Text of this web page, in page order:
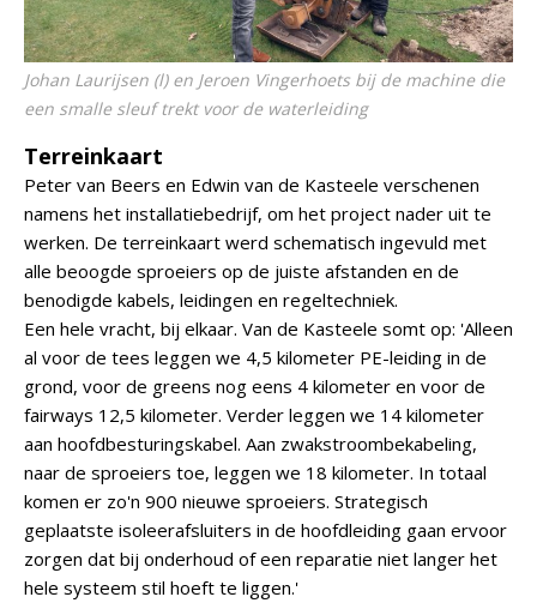
Johan Laurijsen (l) en Jeroen Vingerhoets bij de machine die
een smalle sleuf trekt voor de waterleiding
Terreinkaart
Peter van Beers en Edwin van de Kasteele verschenen
namens het installatiebedrijf, om het project nader uit te
werken. De terreinkaart werd schematisch ingevuld met
alle beoogde sproeiers op de juiste afstanden en de
benodigde kabels, leidingen en regeltechniek.
Een hele vracht, bij elkaar. Van de Kasteele somt op: 'Alleen
al voor de tees leggen we 4,5 kilometer PE-leiding in de
grond, voor de greens nog eens 4 kilometer en voor de
fairways 12,5 kilometer. Verder leggen we 14 kilometer
aan hoofdbesturingskabel. Aan zwakstroombekabeling,
naar de sproeiers toe, leggen we 18 kilometer. In totaal
komen er zo'n 900 nieuwe sproeiers. Strategisch
geplaatste isoleerafsluiters in de hoofdleiding gaan ervoor
zorgen dat bij onderhoud of een reparatie niet langer het
hele systeem stil hoeft te liggen.'